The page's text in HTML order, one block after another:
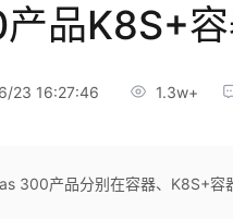
品K8S+
23 16:27:46 1.3w+
300产品分别在容器、K8S+